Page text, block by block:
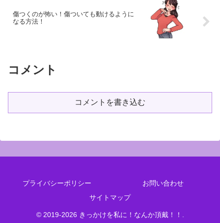
傷つくのが怖い！傷ついても動けるように
なる方法！
コメント
コメントを書き込む
プライバシーポリシー
お問い合わせ
サイトマップ
© 2019-2026 きっかけを私に！なんか頂戴！！.